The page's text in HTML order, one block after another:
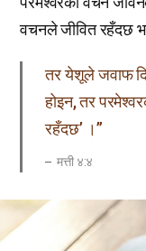
वचनले जीवित रहँदछ
तर येशूले जवाफ
होइन, तर
रहँदछ’ ।”
मत्ती ४:४